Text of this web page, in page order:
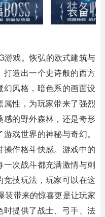
游戏。恢弘的欧式建筑与
造出一个史诗般的西方
风格，暗色系的画面设
性，为玩家带来了强烈
的野外森林，还是奇形
戏世界的神秘与奇幻。
作格斗快感。游戏中的
次战斗都充满激情与刺
技玩法，玩家可以在这
装带来的惊喜更是让玩家
提供了战士、弓手、法